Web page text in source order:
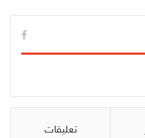
تعليقات